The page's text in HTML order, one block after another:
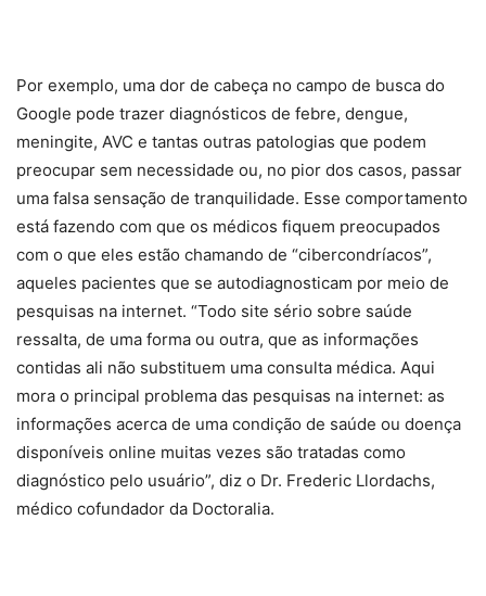
Por exemplo, uma dor de cabeça no campo de busca do
Google pode trazer diagnósticos de febre, dengue,
meningite, AVC e tantas outras patologias que podem
preocupar sem necessidade ou, no pior dos casos, passar
uma falsa sensação de tranquilidade. Esse comportamento
está fazendo com que os médicos fiquem preocupados
com o que eles estão chamando de “cibercondríacos”,
aqueles pacientes que se autodiagnosticam por meio de
pesquisas na internet. “Todo site sério sobre saúde
ressalta, de uma forma ou outra, que as informações
contidas ali não substituem uma consulta médica. Aqui
mora o principal problema das pesquisas na internet: as
informações acerca de uma condição de saúde ou doença
disponíveis online muitas vezes são tratadas como
diagnóstico pelo usuário”, diz o Dr. Frederic Llordachs,
médico cofundador da Doctoralia.